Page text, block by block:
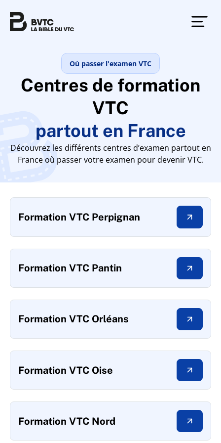
Où passer l'examen VTC
Centres de formation
VTC
partout en France
Découvrez les différents centres d’examen partout en
France où passer votre examen pour devenir VTC.
Formation VTC Perpignan
Formation VTC Pantin
Formation VTC Orléans
Formation VTC Oise
Formation VTC Nord